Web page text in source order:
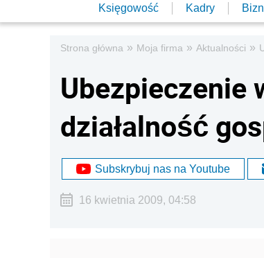
Księgowość Kadry
Strona główna » Moja firma » Aktualności »
Ubezpieczenie
działalność
Subskrybuj nas na Youtube
16 kwietnia 2009, 04:58